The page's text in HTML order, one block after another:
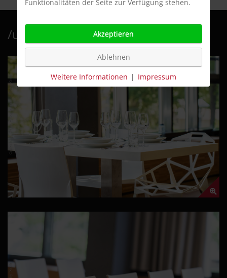
/unser haus
Funktionalitäten der Seite zur Verfügung stehen.
Akzeptieren
Ablehnen
Weitere Informationen | Impressum